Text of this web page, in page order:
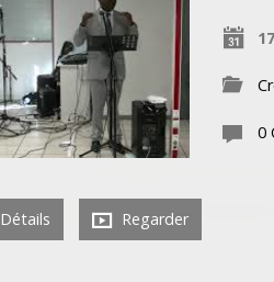
0
Détails Regarder